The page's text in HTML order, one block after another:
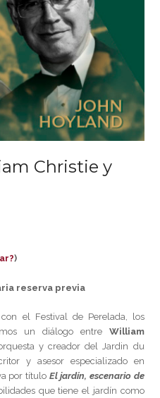
Christie y
)
reserva previa
el Festival de Perelada, los
un diálogo entreWilliam
y creador del Jardin du
y asesor especializado en
por título El jardín, escenario de
que tiene el jardín como